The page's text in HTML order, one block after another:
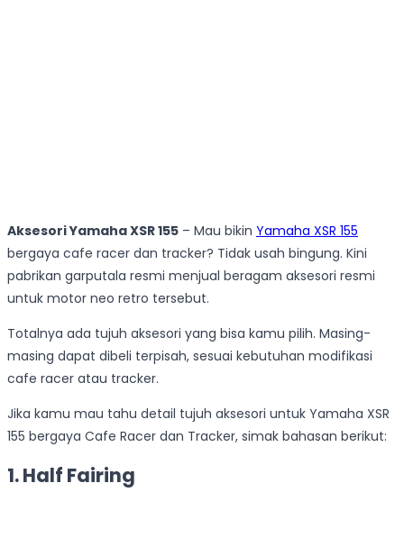
Aksesori Yamaha XSR 155 – Mau bikin Yamaha XSR 155
bergaya cafe racer dan tracker? Tidak usah bingung. Kini
pabrikan garputala resmi menjual beragam aksesori resmi
untuk motor neo retro tersebut.
Totalnya ada tujuh aksesori yang bisa kamu pilih. Masing-
masing dapat dibeli terpisah, sesuai kebutuhan modifikasi
cafe racer atau tracker.
Jika kamu mau tahu detail tujuh aksesori untuk Yamaha XSR
155 bergaya Cafe Racer dan Tracker, simak bahasan berikut:
1. Half Fairing